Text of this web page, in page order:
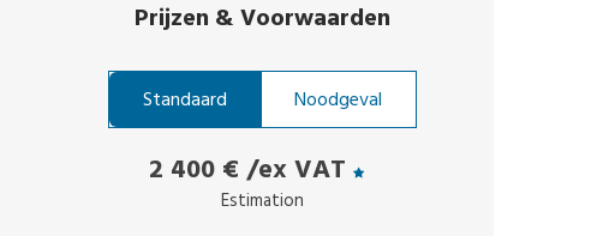
Prijzen & Voorwaarden
Standaard Noodgeval
2 400 € /ex VAT
Estimation